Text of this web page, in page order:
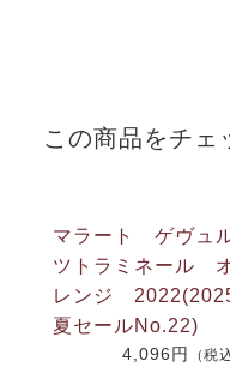
この商品をチェ
マラート ゲヴュ
ツトラミネール
レンジ
夏セールNo.22)
4,096円 （税